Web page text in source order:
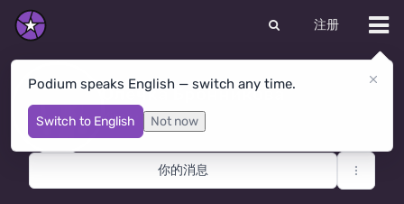
注册
Podium speaks English — switch any time.
Switch to English Not now
Олечка Бронникова
Minsk· 白俄罗斯
你的消息